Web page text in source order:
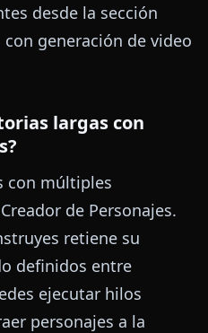
desde la sección
generación de video
largas con
con múltiples
de Personajes.
retiene su
definidos entre
ejecutar hilos
personajes a la